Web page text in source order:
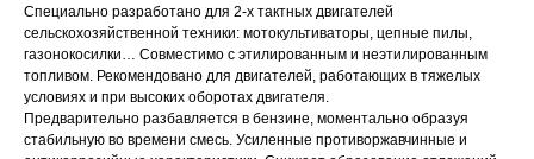
Специально разработано для 2-х тактных двигателей
сельскохозяйственной техники: мотокультиваторы, цепные пилы,
газонокосилки… Совместимо с этилированным и неэтилированным
топливом. Рекомендовано для двигателей, работающих в тяжелых
условиях и при высоких оборотах двигателя.
Предварительно разбавляется в бензине, моментально образуя
стабильную во времени смесь. Усиленные противоржавчинные и